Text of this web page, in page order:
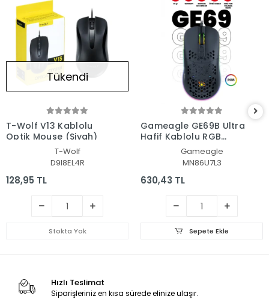
Tükendi
T-Wolf V13 Kablolu
Optik Mouse (Siyah)
T-Wolf
D9I8EL4R
128,95 TL
Stokta Yok
Gameagle GE69B Ultra
Hafif Kablolu RGB
Oyuncu Gaming Optik
Mouse (Siyah)
Gameagle
MN86U7L3
630,43 TL
Sepete Ekle
Hızlı Teslimat
Siparişleriniz en kısa sürede elinize ulaşır.